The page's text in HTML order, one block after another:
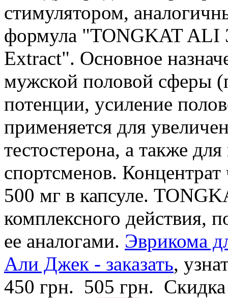
стимулятором,
формула "TONGKAT ALI
Extract". Основное
мужской половой сферы
потенции, усиление
применяется для
тестостерона, а также
спортсменов.
500 мг в капсуле.
комплексного действия,
ее аналогами. Эврикома
Али Джек - заказать,
450 грн. 505 грн.